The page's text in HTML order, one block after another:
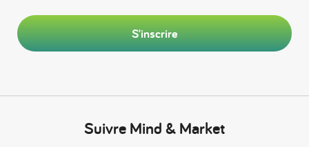
S'inscrire
Suivre Mind & Market